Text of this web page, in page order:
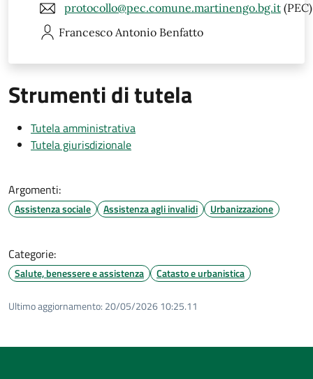
protocollo@pec.comune.martinengo.bg.it (PEC)
Francesco Antonio Benfatto
Strumenti di tutela
Tutela amministrativa
Tutela giurisdizionale
Argomenti:
Assistenza sociale Assistenza agli invalidi Urbanizzazione
Categorie:
Salute, benessere e assistenza Catasto e urbanistica
Ultimo aggiornamento: 20/05/2026 10:25.11